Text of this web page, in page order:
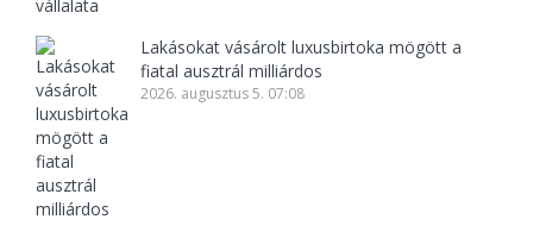
Lakásokat vásárolt luxusbirtoka mögött a
fiatal ausztrál milliárdos
2026. augusztus 5. 07:08